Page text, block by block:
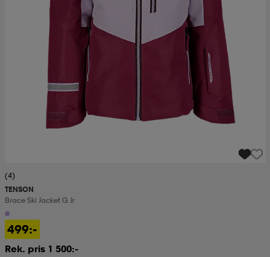
(4)
TENSON
Brace Ski Jacket G Jr
499:-
Rek. pris 1 500:-